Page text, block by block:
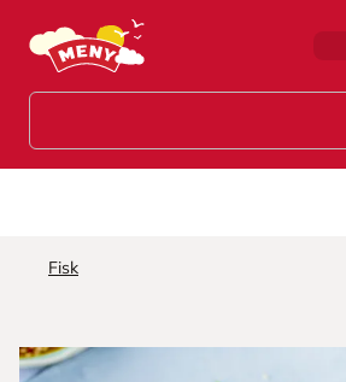
Hopp til hovedinnhold
Fisk